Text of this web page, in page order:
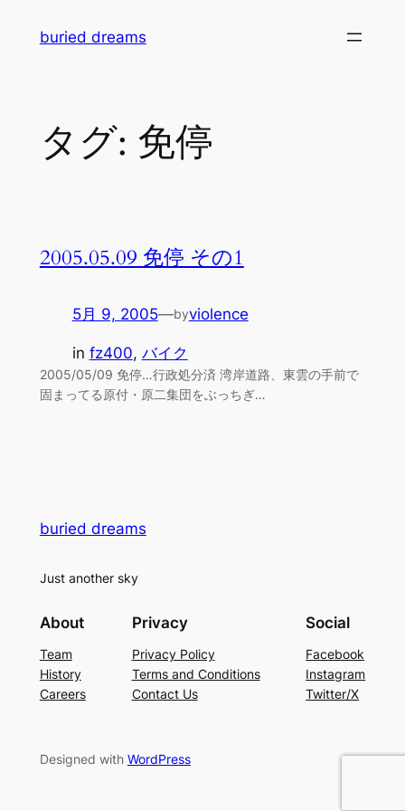
buried dreams
タグ: 免停
2005.05.09 免停 その1
5月 9, 2005—byviolence
in fz400, バイク
2005/05/09 免停…行政処分済 湾岸道路、東雲の手前で
固まってる原付・原二集団をぶっちぎ…
buried dreams
Just another sky
About
Team
History
Careers
Privacy
Privacy Policy
Terms and Conditions
Contact Us
Social
Facebook
Instagram
Twitter/X
Designed with WordPress